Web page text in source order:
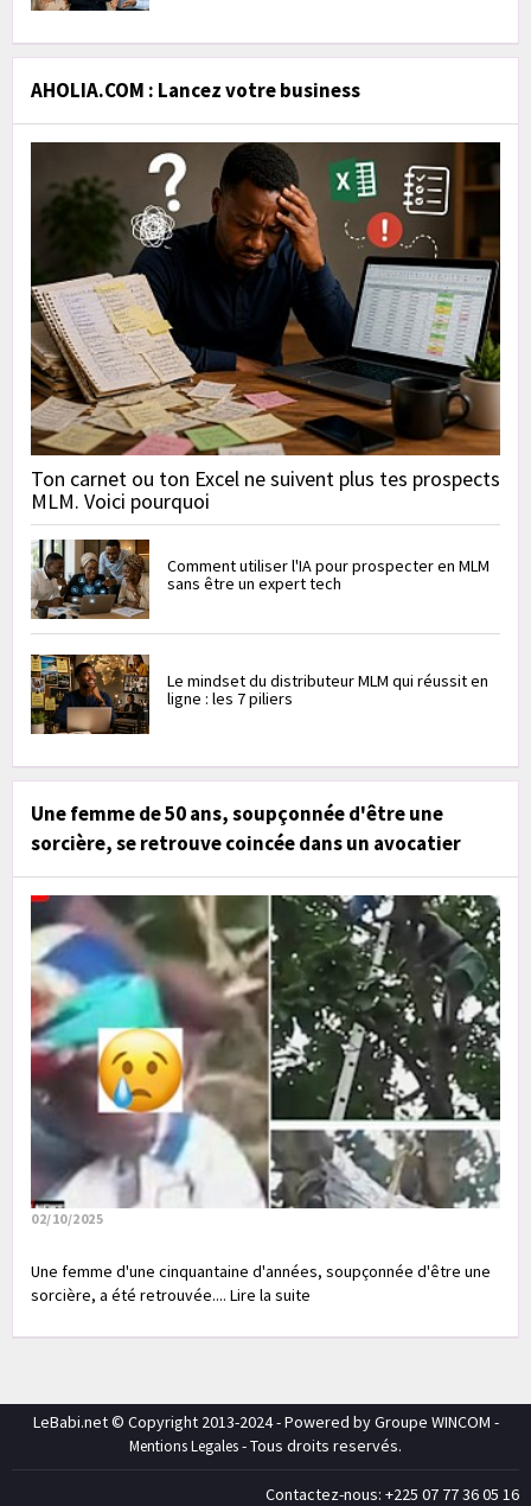
AHOLIA.COM : Lancez votre business
Ton carnet ou ton Excel ne suivent plus tes prospects
MLM. Voici pourquoi
Comment utiliser l'IA pour prospecter en MLM
sans être un expert tech
Le mindset du distributeur MLM qui réussit en
ligne : les 7 piliers
Une femme de 50 ans, soupçonnée d'être une
sorcière, se retrouve coincée dans un avocatier
02/10/2025
Une femme d'une cinquantaine d'années, soupçonnée d'être une
sorcière, a été retrouvée.... Lire la suite
LeBabi.net © Copyright 2013-2024 - Powered by Groupe WINCOM -
Mentions Legales- Tous droits reservés.
Contactez-nous: +225 07 77 36 05 16